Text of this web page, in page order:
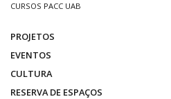
CURSOS PACC UAB
PROJETOS
EVENTOS
CULTURA
RESERVA DE ESPAÇOS